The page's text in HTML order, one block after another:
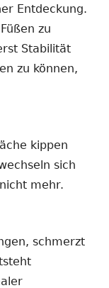
Entdeckung.
zu
Stabilität
zu können,
kippen
sich
mehr.
schmerzt